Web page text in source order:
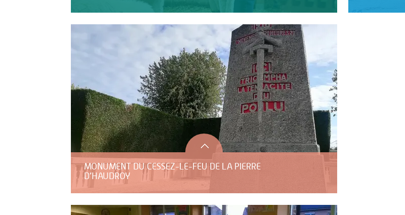
MONUMENT DU CESSEZ-LE-FEU DE LA PIERRE
D’HAUDROY